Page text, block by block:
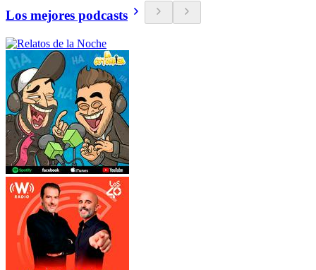
Los mejores podcasts